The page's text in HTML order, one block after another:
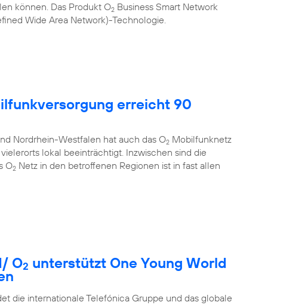
können. Das Produkt O2 Business Smart Network
Wide Area Network)-Technologie.
erreicht 90
Nordrhein-Westfalen hat auch das O2 Mobilfunknetz
lokal beeinträchtigt. Inzwischen sind die
O2 Netz in den betroffenen Regionen ist in fast allen
O2 unterstützt One Young World
die internationale Telefónica Gruppe und das globale